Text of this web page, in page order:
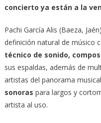
concierto ya están a la
Pachi García Alis (Baeza,
definición natural de músico
técnico de sonido,
sus espaldas, además de
artistas del panorama
sonoras para largos y
artista al uso.